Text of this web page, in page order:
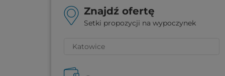
Znajdź ofertę
Setki propozycji na wypoczynek